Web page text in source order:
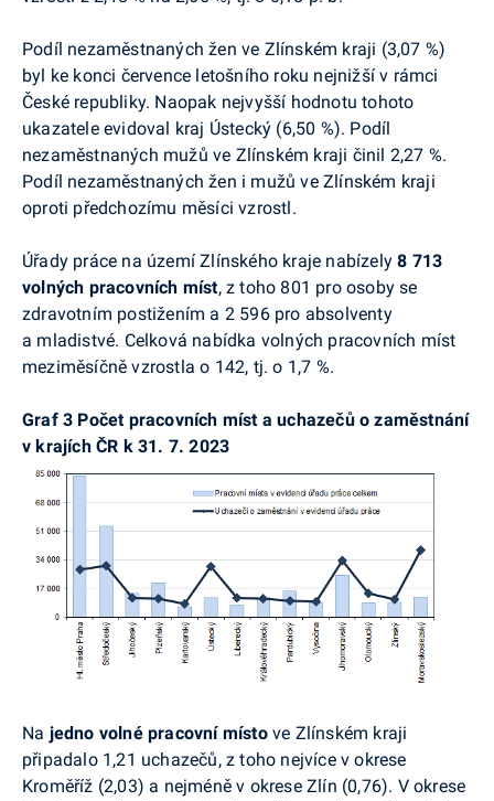
Podíl nezaměstnaných žen ve Zlínském kraji (3,07 %)
byl ke konci července letošního roku nejnižší v rámci
České republiky. Naopak nejvyšší hodnotu tohoto
ukazatele evidoval kraj Ústecký (6,50 %). Podíl
nezaměstnaných mužů ve Zlínském kraji činil 2,27 %.
Podíl nezaměstnaných žen i mužů ve Zlínském kraji
oproti předchozímu měsíci vzrostl.
Úřady práce na území Zlínského kraje nabízely8 713
volných pracovních míst, z toho 801 pro osoby se
zdravotním postižením a 2 596pro absolventy
a mladistvé. Celková nabídka volných pracovních míst
meziměsíčně vzrostla o 142, tj. o 1,7 %.
Graf 3 Počet pracovních míst a uchazečů o zaměstnání
v krajích ČR k 31. 7. 2023
Na jedno volné pracovní místove Zlínském kraji
připadalo 1,21 uchazečů, z toho nejvíce v okrese
Kroměříž (2,03) a nejméně v okrese Zlín (0,76). V okrese